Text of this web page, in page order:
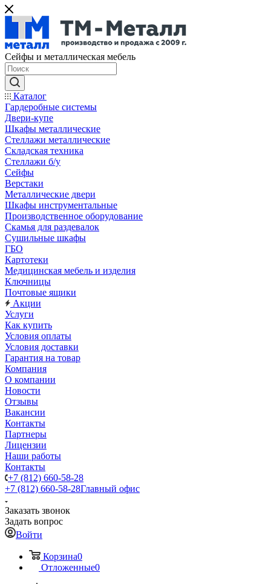
Сейфы и металлическая мебель
Каталог
Гардеробные системы
Двери-купе
Шкафы металлические
Стеллажи металлические
Складская техника
Стеллажи б/у
Сейфы
Верстаки
Металлические двери
Шкафы инструментальные
Производственное оборудование
Скамья для раздевалок
Сушильные шкафы
ГБО
Картотеки
Медицинская мебель и изделия
Ключницы
Почтовые ящики
Акции
Услуги
Как купить
Условия оплаты
Условия доставки
Гарантия на товар
Компания
О компании
Новости
Отзывы
Вакансии
Контакты
Партнеры
Лицензии
Наши работы
Контакты
+7 (812) 660-58-28
+7 (812) 660-58-28Главный офис
Заказать звонок
Задать вопрос
Войти
Корзина0
Отложенные0